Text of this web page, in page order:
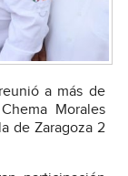
a más de
Morales
de Zaragoza 2